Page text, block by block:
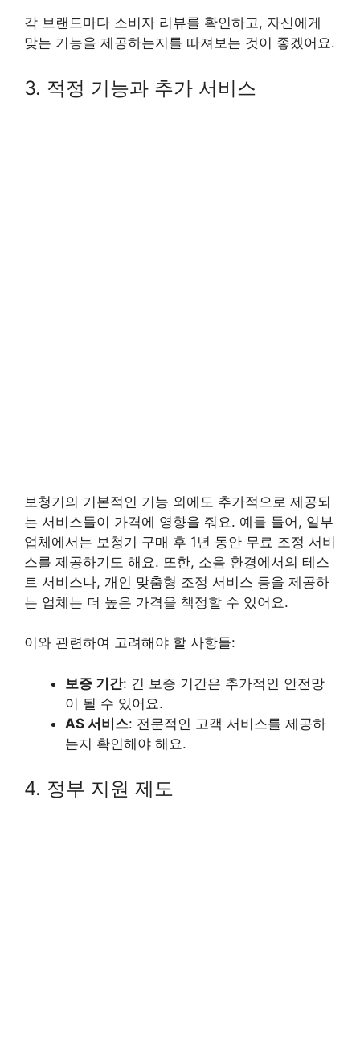
각 브랜드마다 소비자 리뷰를 확인하고, 자신에게
맞는 기능을 제공하는지를 따져보는 것이 좋겠어요.
3. 적정 기능과 추가 서비스
보청기의 기본적인 기능 외에도 추가적으로 제공되
는 서비스들이 가격에 영향을 줘요. 예를 들어, 일부
업체에서는 보청기 구매 후 1년 동안 무료 조정 서비
스를 제공하기도 해요. 또한, 소음 환경에서의 테스
트 서비스나, 개인 맞춤형 조정 서비스 등을 제공하
는 업체는 더 높은 가격을 책정할 수 있어요.
이와 관련하여 고려해야 할 사항들:
보증 기간: 긴 보증 기간은 추가적인 안전망
이 될 수 있어요.
AS 서비스: 전문적인 고객 서비스를 제공하
는지 확인해야 해요.
4. 정부 지원 제도